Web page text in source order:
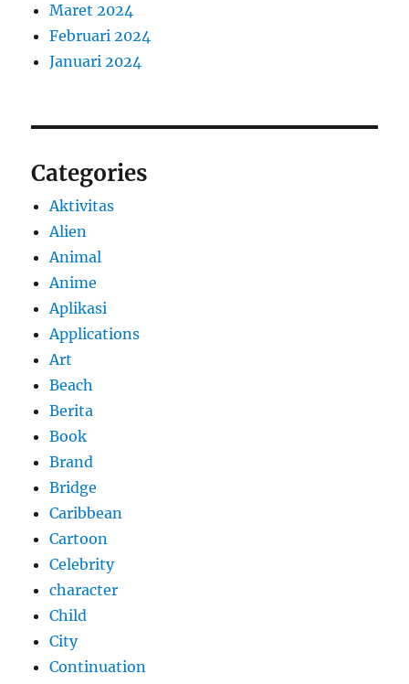
Maret 2024
Februari 2024
Januari 2024
Categories
Aktivitas
Alien
Animal
Anime
Aplikasi
Applications
Art
Beach
Berita
Book
Brand
Bridge
Caribbean
Cartoon
Celebrity
character
Child
City
Continuation